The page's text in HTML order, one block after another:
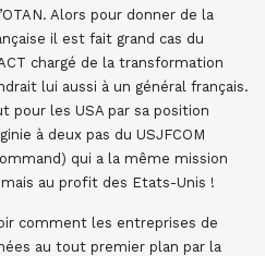
Alors pour donner de la
il est fait grand cas du
chargé de la transformation
lui aussi à un général français.
pour les USA par sa position
à deux pas du USJFCOM
qui a la même mission
au profit des Etats-Unis !
comment les entreprises de
au tout premier plan par la